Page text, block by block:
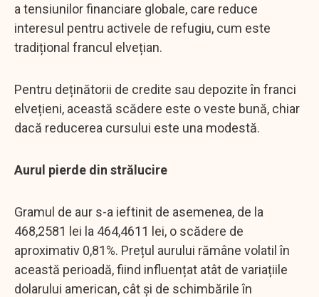
a tensiunilor financiare globale, care reduce
interesul pentru activele de refugiu, cum este
tradițional francul elvețian.
Pentru deținătorii de credite sau depozite în franci
elvețieni, această scădere este o veste bună, chiar
dacă reducerea cursului este una modestă.
Aurul pierde din strălucire
Gramul de aur s-a ieftinit de asemenea, de la
468,2581 lei la 464,4611 lei, o scădere de
aproximativ 0,81%. Prețul aurului rămâne volatil în
această perioadă, fiind influențat atât de variațiile
dolarului american, cât și de schimbările în